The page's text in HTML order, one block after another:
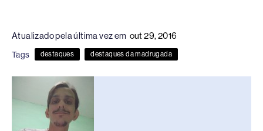
e
b
o
o
a
d
s
e
dI
n
sk
y
s
A
p
y
Li
n
Atualizado pela última vez em out 29, 2016
Tags destaques destaques da madrugada